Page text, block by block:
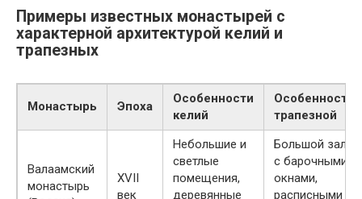
Примеры известных монастырей с
характерной архитектурой келий и
трапезных
Монастырь Эпоха
Особенности
келий
Особенности
трапезной
Валаамский
монастырь
XVII
век
Небольшие и
светлые
помещения,
деревянные
Большой зал
с барочными
окнами,
расписными